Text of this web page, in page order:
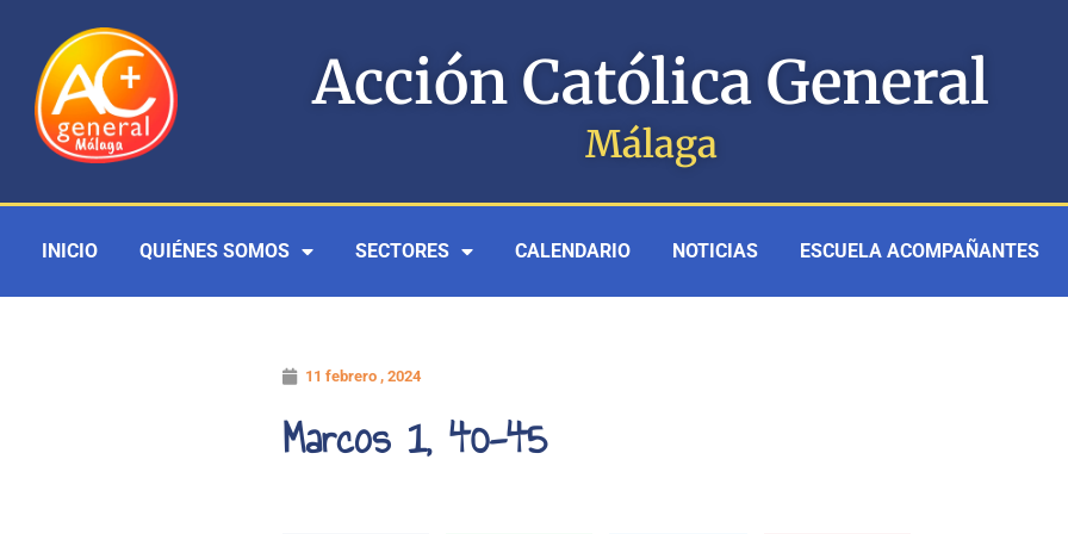
contenido
Acción Católica General
Málaga
INICIO QUIÉNES SOMOS SECTORES CALENDARIO NOTICIAS ESCUELA ACOMPAÑANTES
11 febrero , 2024
Marcos 1, 40-45